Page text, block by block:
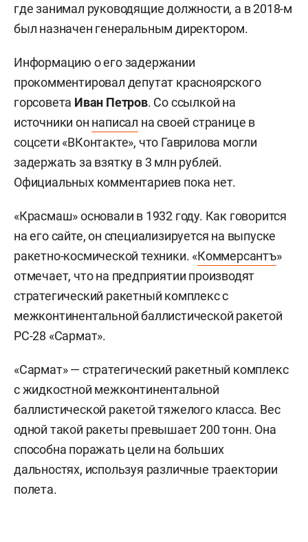
где занимал руководящие должности, а в 2018-м
был назначен генеральным директором.
Информацию о его задержании
прокомментировал депутат красноярского
горсовета Иван Петров. Со ссылкой на
источники он написал на своей странице в
соцсети «ВКонтакте», что Гаврилова могли
задержать за взятку в 3 млн рублей.
Официальных комментариев пока нет.
«Красмаш» основали в 1932 году. Как говорится
на его сайте, он специализируется на выпуске
ракетно-космической техники. «Коммерсантъ»
отмечает, что на предприятии производят
стратегический ракетный комплекс с
межконтинентальной баллистической ракетой
РС-28 «Сармат».
«Сармат» — стратегический ракетный комплекс
с жидкостной межконтинентальной
баллистической ракетой тяжелого класса. Вес
одной такой ракеты превышает 200 тонн. Она
способна поражать цели на больших
дальностях, используя различные траектории
полета.